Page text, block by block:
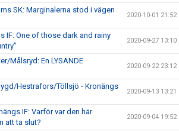
SK: Marginalerna stod i vägen
2020-10-01 21:52
IF: One of those dark and rainy
2020-09-27 13:10
Målsryd: En LYSANDE
2020-09-22 23:12
Hestrafors/Töllsjö - Kronängs
2020-09-13 13:21
IF: Varför var den här
att ta slut?
2020-09-04 19:52